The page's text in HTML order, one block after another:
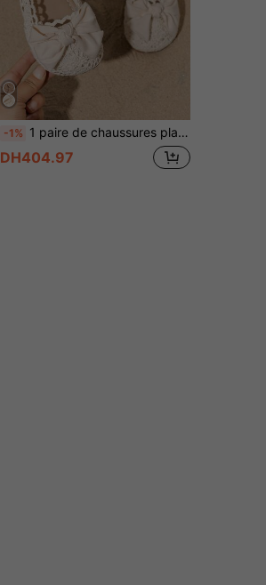
-1% 1 paire de chaussures plates à enfiler en maille ajourée élastique pour filles, chaussures de princesse, confortables et antidérapantes, chaussures plates de mode pour intérieur, extérieur et plage, convenant au printemps, à l'automne et à l'été
DH404.97